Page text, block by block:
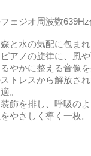
フェジオ周波数639Hz
と水の気配に包ま
アノの旋律に、風
やかに整える音像を
トレスから解放さ
。
飾を排し、呼吸の
やさしく導く一枚。